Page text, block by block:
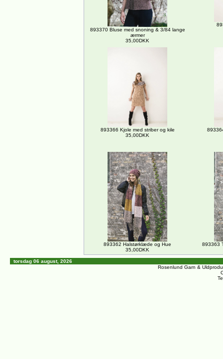
893370 Bluse med snoning & 3/84 lange
ærmer
35,00DKK
893366 Kjole med striber og kile
35,00DKK
893362 Halstørklæde og Hue
35,00DKK
893363
torsdag 06 august, 2026
Rosenlund Garn &